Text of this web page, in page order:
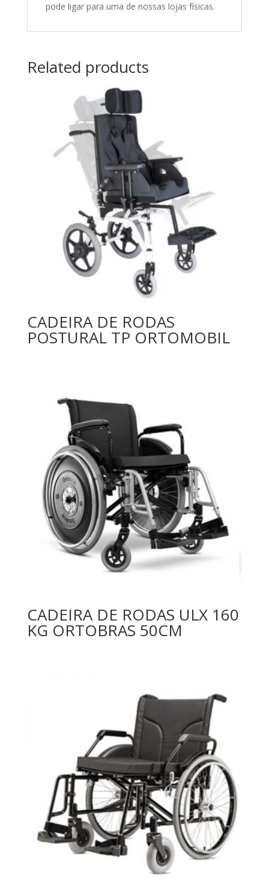
pode ligar para uma de nossas lojas físicas.
Related products
CADEIRA DE RODAS
POSTURAL TP ORTOMOBIL
CADEIRA DE RODAS ULX 160
KG ORTOBRAS 50CM